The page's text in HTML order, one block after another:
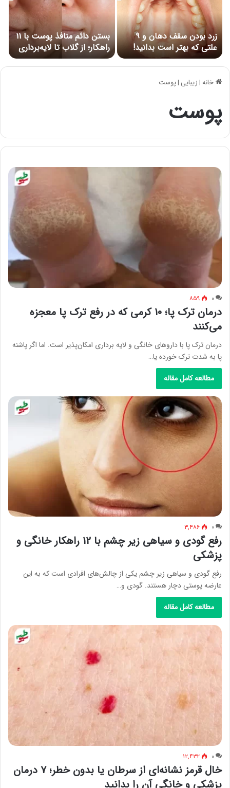
زرد بودن سقف دهان و ۹
علتی که بهتر است بدانید!
بستن دائم منافذ پوست با ۱۱
راهکار؛ از گلاب تا لایه‌برداری
خانه|زیبایی |پوست
پوست
۰ ۸۵۹
درمان ترک پا؛ ۱۰ کرمی که در رفع ترک پا معجزه
می‌کنند
درمان ترک پا با داروهای خانگی و لایه برداری امکان‌پذیر است. اما اگر پاشنه
پا به شدت ترک خورده یا…
مطالعه کامل مقاله
۰ ۳,۴۸۶
رفع گودی و سیاهی زیر چشم با ۱۲ راهکار خانگی و
پزشکی
رفع گودی و سیاهی زیر چشم یکی از چالش‌های افرادی است که به این
عارضه پوستی دچار هستند. گودی و…
مطالعه کامل مقاله
۰ ۱۲,۴۳۲
خال قرمز نشانه‌ای از سرطان یا بدون خطر؛ ۷ درمان
پزشکی و خانگی آن را بدانید